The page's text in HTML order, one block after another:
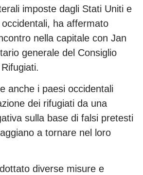
imposte dagli Stati Uniti e
ha affermato
nella capitale con Jan
generale del Consiglio
anche i paesi occidentali
dei rifugiati da una
sulla base di falsi pretesti
a tornare nel loro
diverse misure e